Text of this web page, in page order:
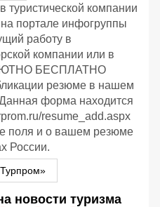
туристической компании
портале инфогруппы
работу в
компании или в
БЕСПЛАТНО
резюме в нашем
форма находится
resume_add.aspx
поля и о вашем резюме
России.
новости туризма